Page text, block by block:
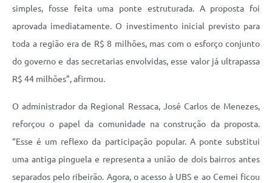
simples, fosse feita uma ponte estruturada. A proposta foi
aprovada imediatamente. O investimento inicial previsto para
toda a região era de R$ 8 milhões, mas com o esforço conjunto
do governo e das secretarias envolvidas, esse valor já ultrapassa
R$ 44 milhões”, afirmou.
O administrador da Regional Ressaca, José Carlos de Menezes,
reforçou o papel da comunidade na construção da proposta.
“Esse é um reflexo da participação popular. A ponte substitui
uma antiga pinguela e representa a união de dois bairros antes
separados pelo ribeirão. Agora, o acesso à UBS e ao Cemei ficou